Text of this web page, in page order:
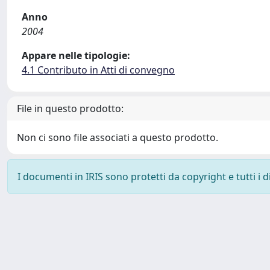
Anno
2004
Appare nelle tipologie:
4.1 Contributo in Atti di convegno
File in questo prodotto:
Non ci sono file associati a questo prodotto.
I documenti in IRIS sono protetti da copyright e tutti i